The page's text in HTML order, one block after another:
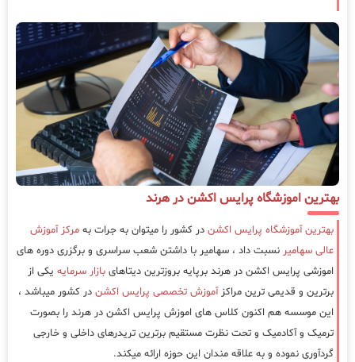
بهترین اموزشگاه پرایس اکشن در هرند
بهترین آموزشگاه پرایس اکشن در کشور را میتوان به جرات به مرکز آموزش
عالی سهامیر نسبت داد ، سهامیر با داشتن شعب سراسری و برگزری دوره های
اموزشی پرایس اکشن در هرند برپایه بروزترین دیتاهای بازار سرمایه یکی از
برترین و قدیمی ترین مراکزآموزش تخصصی پرایس اکشن در کشور میباشد ،
این موسسه هم اکنون کلاس های اموزش پرایس اکشن در هرند را بصورت
ترمیک و آکادمیک و تحت نظرت مستقیم برترین تریدرهای داخلی و خارجی
گردآوری نموده و به علاقه مندان این حوزه ارائه میکند.